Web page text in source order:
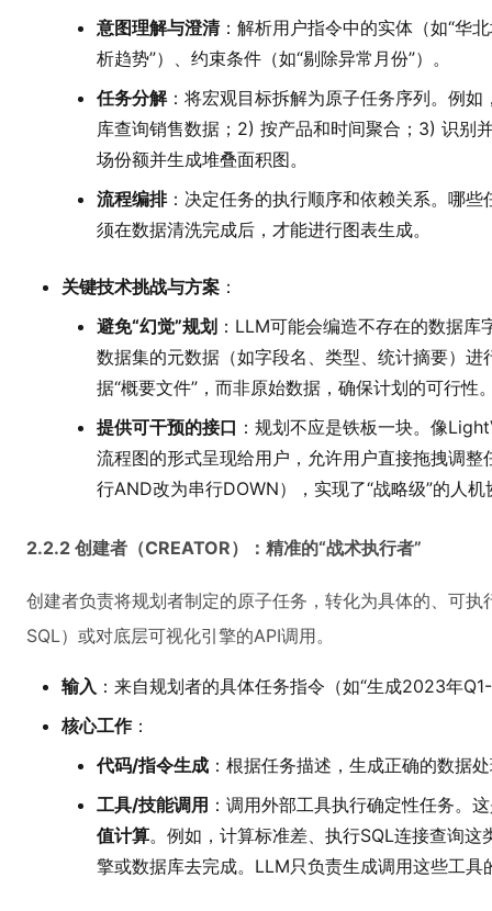
意图理解与澄清：解析用户指令中的实体（如“华
析趋势”）、约束条件（如“剔除异常月份”）。
任务分解：将宏观目标拆解为原子任务序列。例如
库查询销售数据；2) 按产品和时间聚合；3) 识别
场份额并生成堆叠面积图。
流程编排：决定任务的执行顺序和依赖关系。哪
须在数据清洗完成后，才能进行图表生成。
关键技术挑战与方案 ：
避免“幻觉”规划 ：LLM可能会编造不存在的数据
数据集的元数据（如字段名、类型、统计摘要）
据“概要文件”，而非原始数据，确保计划的可行性
提供可干预的接口 ：规划不应是铁板一块。像
流程图的形式呈现给用户，允许用户直接拖拽调
行AND改为串行DOWN），实现了“战略级”的人机
2.2.2 创建者（CREATOR）：精准的“战术执行者”
创建者负责将规划者制定的原子任务，转化为具体的、可
SQL）或对底层可视化引擎的API调用。
输入 ：来自规划者的具体任务指令（如“生成2023年
核心工作：
代码/指令生成 ：根据任务描述，生成正确的数据
工具/技能调用 ：调用外部工具执行确定性任务。
值计算。例如，计算标准差、执行SQL连接查询
擎或数据库去完成。LLM只负责生成调用这些工具